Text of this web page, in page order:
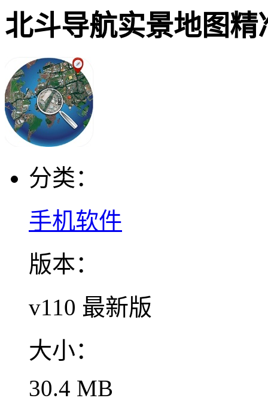
北斗导航实景地图精
分类：
手机软件
版本：
v110 最新版
大小：
30.4 MB